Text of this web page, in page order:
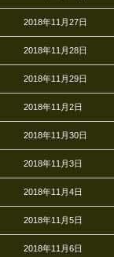
2018年11月27日
2018年11月28日
2018年11月29日
2018年11月2日
2018年11月30日
2018年11月3日
2018年11月4日
2018年11月5日
2018年11月6日